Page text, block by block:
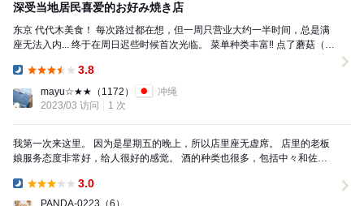
深受当地居民喜爱的お好み焼き店
东京 代代木美食！ 每次路过都在想，但一周只营业大约一半时间，总是满
座无法入内... 终于在周日迟些时候首次光临。 菜单种类丰富‼︎ 点了蘑菇（黄
3.8
mayu☆★★ （1172）
冲绳
2023/03 访问
1 次
我第一次来这里。 因为是星期五的晚上，所以店里座无虚席。 店里的老板
娘服务态度非常好，给人很好的感觉。 酒的种类也很多，包括中々和佐
3.0